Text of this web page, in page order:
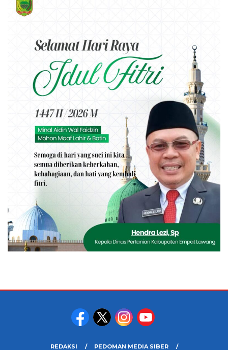
REDAKSI PEDOMAN MEDIA SIBER